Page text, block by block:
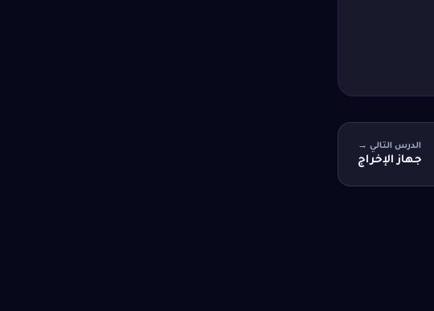
الدرس التالي →
جهاز الإخراج